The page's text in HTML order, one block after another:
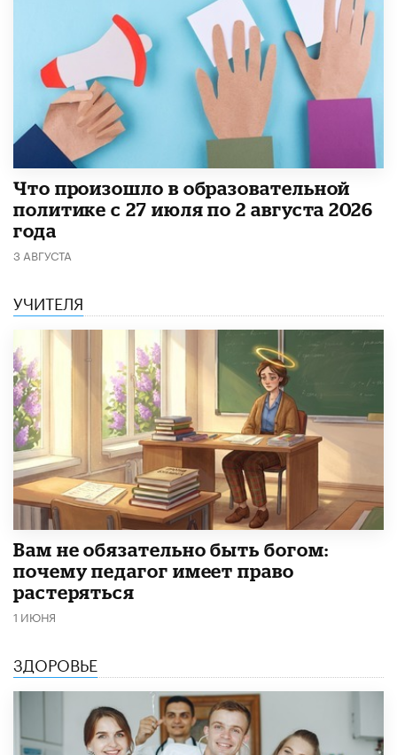
​Что произошло в образовательной
политике с 27 июля по 2 августа 2026
года
3 АВГУСТА
УЧИТЕЛЯ
​Вам не обязательно быть богом:
почему педагог имеет право
растеряться
1 ИЮНЯ
ЗДОРОВЬЕ